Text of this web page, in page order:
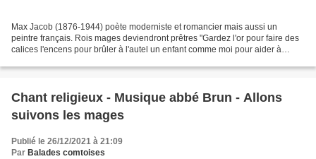
Max Jacob (1876-1944) poète moderniste et romancier mais aussi un
peintre français. Rois mages deviendront prêtres "Gardez l'or pour faire des
calices l'encens pour brûler à l'autel un enfant comme moi pour aider à
Chant religieux - Musique abbé Brun - Allons
suivons les mages
Publié le 26/12/2021 à 21:09
Par Balades comtoises